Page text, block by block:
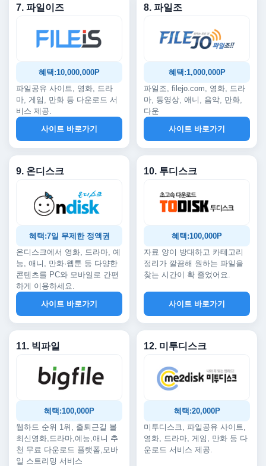
7. 파일이즈
혜택:10,000,000P
파일공유 사이트, 영화, 드라
마, 게임, 만화 등 다운로드 서
비스 제공.
사이트 바로가기
8. 파일조
혜택:1,000,000P
파일조, filejo.com, 영화, 드라
마, 동영상, 애니, 음악, 만화,
다운
사이트 바로가기
9. 온디스크
혜택:7일 무제한 정액권
온디스크에서 영화, 드라마, 예
능, 애니, 만화·웹툰 등 다양한
콘텐츠를 PC와 모바일로 간편
하게 이용하세요.
사이트 바로가기
10. 투디스크
혜택:100,000P
자료 양이 방대하고 카테고리
정리가 깔끔해 원하는 파일을
찾는 시간이 확 줄었어요.
사이트 바로가기
11. 빅파일
혜택:100,000P
웹하드 순위 1위, 출퇴근길 볼
최신영화,드라마,예능,애니 추
천 무료 다운로드 플랫폼,모바
일 스트리밍 서비스
12. 미투디스크
혜택:20,000P
미투디스크, 파일공유 사이트,
영화, 드라마, 게임, 만화 등 다
운로드 서비스 제공.